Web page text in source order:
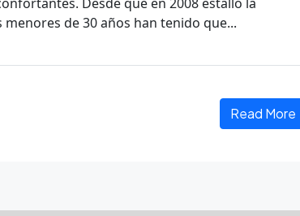
de 30 años han tenido que...
Read More